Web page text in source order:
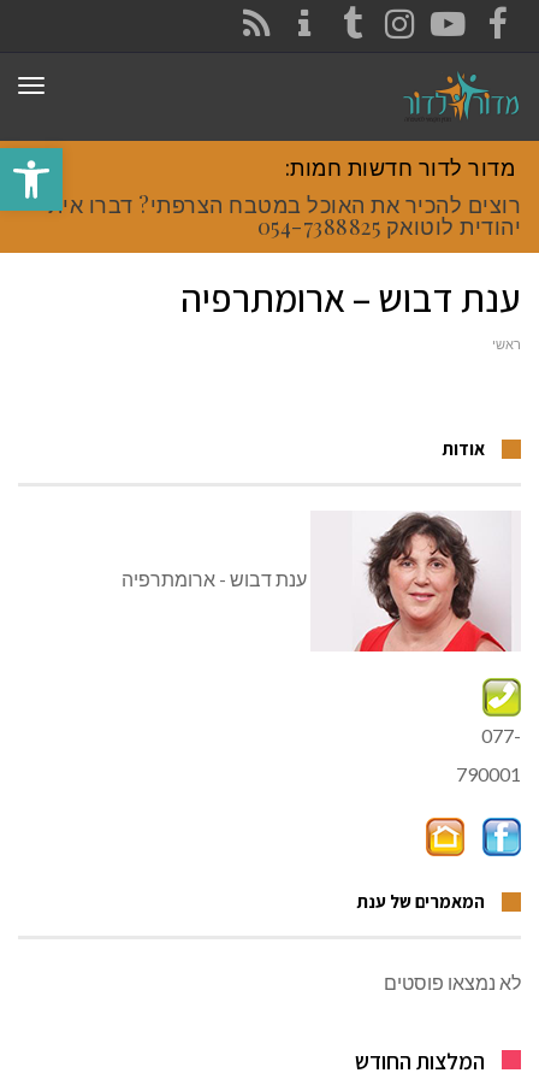
פתח
FACEBOOK
YOUTUBE
INSTAGRAM
TUMBLR
מדור לדור חדשות חמות:
רוצים להכיר את האוכל במטבח הצרפתי? דברו איתי
יהודית לוטואק 054-7388825.
ענת דבוש – ארומתרפיה
ראשי
אודות
ענת דבוש - ארומתרפיה
077-
790001
המאמרים של ענת
לא נמצאו פוסטים
המלצות החודש